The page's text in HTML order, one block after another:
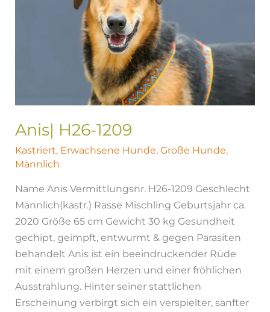
Anis| H26-1209
Kastriert, Erwachsene Hunde,Große Hunde,
Männlich
Name Anis Vermittlungsnr. H26-1209 Geschlecht
Männlich(kastr.) Rasse Mischling Geburtsjahr ca.
2020 Größe 65 cm Gewicht 30 kg Gesundheit
gechipt, geimpft, entwurmt & gegen Parasiten
behandelt Anis ist ein beeindruckender Rüde
mit einem großen Herzen und einer fröhlichen
Ausstrahlung. Hinter seiner stattlichen
Erscheinung verbirgt sich ein verspielter, sanfter